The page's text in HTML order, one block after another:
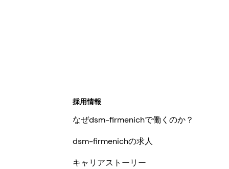
採用情報
なぜdsm-firmenichで働くのか？
dsm-firmenichの求人
キャリアストーリー